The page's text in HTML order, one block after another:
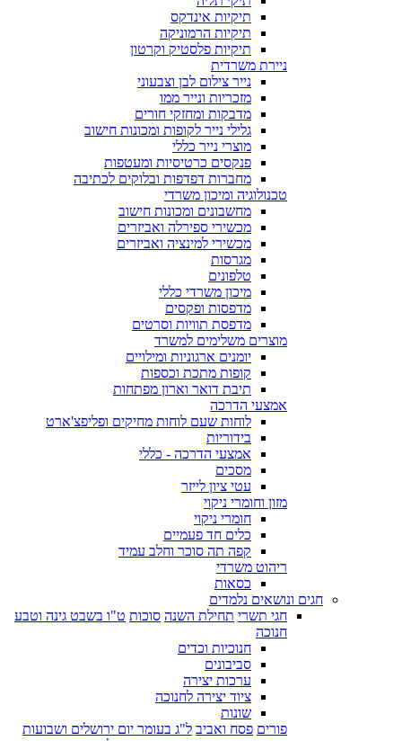
תיקיות אינדקס
תיקיות הרמוניקה
תיקיות פלסטיק וקרטון
ניירת משרדית
נייר צילום לבן וצבעוני
מזכריות ונייר ממו
מדבקות ומחזקי חורים
גלילי נייר לקופות ומכונות חישוב
מוצרי נייר כללי
פנקסים כרטיסיות ומעטפות
מחברות דפדפות ובלוקים לכתיבה
טכנולוגיה ומיכון משרדי
מחשבונים ומכונות חישוב
מכשירי ספירלה ואביזרים
מכשירי למינציה ואביזרים
מגרסות
טלפונים
מיכון משרדי כללי
מדפסות ופקסים
מדפסת תוויות וסרטים
מוצרים משלימים למשרד
יומנים ארגוניות ומילויים
קופות מתכת וכספות
תיבת דואר וארון מפתחות
אמצעי הדרכה
לוחות שעם לוחות מחיקים ופליפצ'ארט
בידוריות
אמצעי הדרכה - כללי
מסכים
עטי ציון לייזר
מזון וחומרי ניקוי
חומרי ניקוי
כלים חד פעמיים
קפה תה סוכר וחלב עמיד
ריהוט משרדי
כסאות
חגים ונושאים נלמדים
חגי תשרי תחילת השנה סוכות ט"ו בשבט גינה וטבע
חנוכה
חנוכיות וכדים
סביבונים
ערכות יצירה
ציוד יצירה לחנוכה
שונות
פורים פסח ואביב ל"ג בעומר יום ירושלים ושבועות